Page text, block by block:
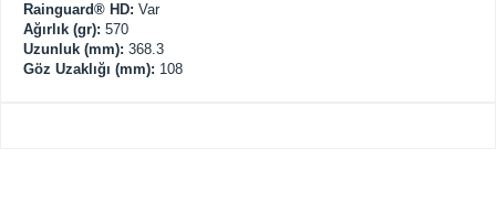
Rainguard® HD: Var
Ağırlık (gr): 570
Uzunluk (mm): 368.3
Göz Uzaklığı (mm): 108